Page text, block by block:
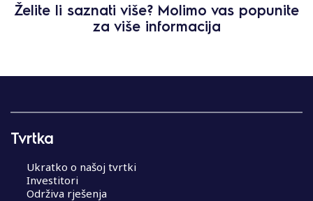
Želite li saznati više? Molimo vas popunite
za više informacija
Tvrtka
Ukratko o našoj tvrtki
Investitori
Održiva rješenja